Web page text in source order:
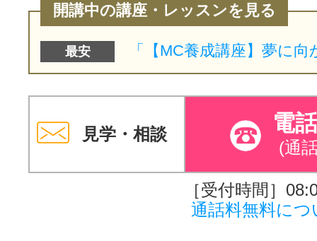
開講中の講座・レッスンを見る
最安
見学・相談 電
(通
［受付時間］
通話料無料につ